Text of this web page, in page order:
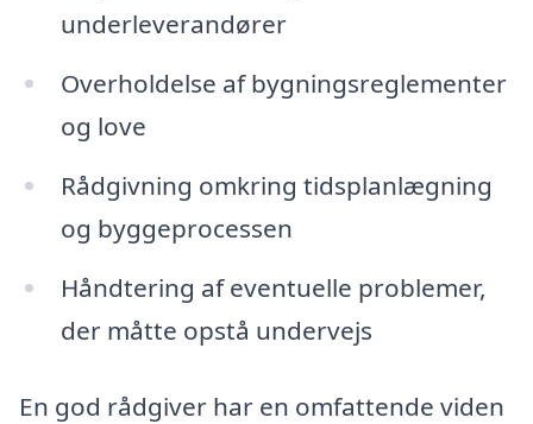
underleverandører
Overholdelse af bygningsreglementer
og love
Rådgivning omkring tidsplanlægning
og byggeprocessen
Håndtering af eventuelle problemer,
der måtte opstå undervejs
En god rådgiver har en omfattende viden